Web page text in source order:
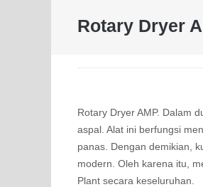
Rotary Dryer
Rotary Dryer AMP. Dalam
aspal. Alat ini berfungsi
panas. Dengan demikian,
modern. Oleh karena itu,
Plant secara keseluruhan.